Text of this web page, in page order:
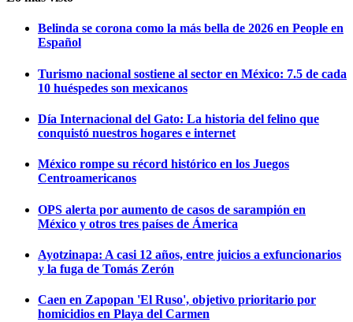
Belinda se corona como la más bella de 2026 en People en
Español
Turismo nacional sostiene al sector en México: 7.5 de cada
10 huéspedes son mexicanos
Día Internacional del Gato: La historia del felino que
conquistó nuestros hogares e internet
México rompe su récord histórico en los Juegos
Centroamericanos
OPS alerta por aumento de casos de sarampión en
México y otros tres países de Ámerica
Ayotzinapa: A casi 12 años, entre juicios a exfuncionarios
y la fuga de Tomás Zerón
Caen en Zapopan 'El Ruso', objetivo prioritario por
homicidios en Playa del Carmen